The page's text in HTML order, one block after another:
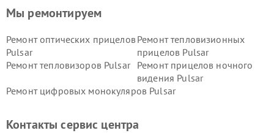
Мы ремонтируем
Ремонт оптических прицелов
Pulsar
Ремонт тепловизионных
прицелов Pulsar
Ремонт тепловизоров Pulsar
Ремонт прицелов ночного
видения Pulsar
Ремонт цифровых монокуляров Pulsar
Контакты сервис центра